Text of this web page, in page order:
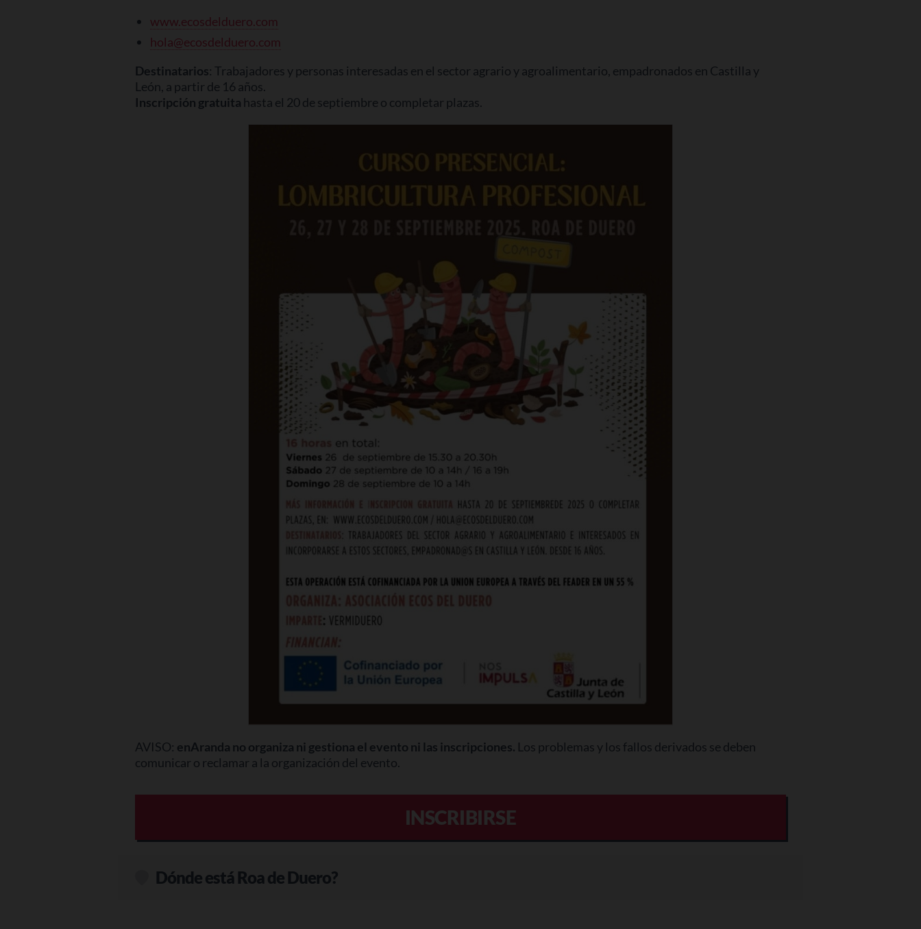
www.ecosdelduero.com
hola@ecosdelduero.com
Destinatarios: Trabajadores y personas interesadas en el sector agrario y agroalimentario, empadronados en Castilla y
León, a partir de 16 años.
Inscripción gratuita hasta el 20 de septiembre o completar plazas.
AVISO: enAranda no organiza ni gestiona el evento ni las inscripciones. Los problemas y los fallos derivados se deben
comunicar o reclamar a la organización del evento.
INSCRIBIRSE
Dónde está Roa de Duero?